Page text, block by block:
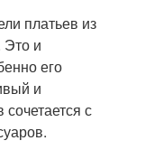
платьев из
Это и
его
и
с